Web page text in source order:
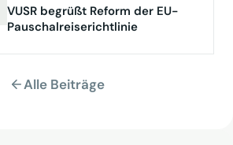
VUSR begrüßt Reform der EU-
Pauschalreiserichtlinie
Alle Beiträge